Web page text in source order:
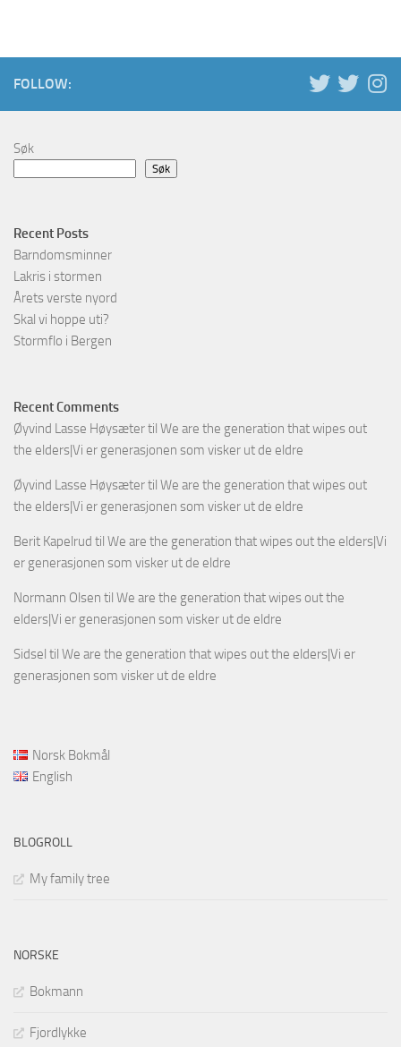
FOLLOW:
Søk
Søk
Recent Posts
Barndomsminner
Lakris i stormen
Årets verste nyord
Skal vi hoppe uti?
Stormflo i Bergen
Recent Comments
Øyvind Lasse Høysætertil We are the generation that wipes out
the elders|Vi er generasjonen som visker ut de eldre
Øyvind Lasse Høysætertil We are the generation that wipes out
the elders|Vi er generasjonen som visker ut de eldre
Berit Kapelrud til We are the generation that wipes out the elders|Vi
er generasjonen som visker ut de eldre
Normann Olsen til We are the generation that wipes out the
elders|Vi er generasjonen som visker ut de eldre
Sidsel til We are the generation that wipes out the elders|Vi er
generasjonen som visker ut de eldre
Norsk Bokmål
English
BLOGROLL
My family tree
NORSKE
Bokmann
Fjordlykke